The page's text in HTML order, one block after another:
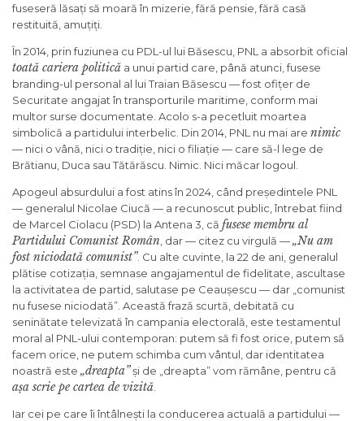
fuseseră lăsați să moară în mizerie, fără pensie, fără casă
restituită, amuțiți.
În 2014, prin fuziunea cu PDL-ul lui Băsescu, PNL a absorbit oficial
toată cariera politică a unui partid care, până atunci, fusese
branding-ul personal al lui Traian Băsescu — fost ofițer de
Securitate angajat în transporturile maritime, conform mai
multor surse documentate. Acolo s-a pecetluit moartea
simbolică a partidului interbelic. Din 2014, PNL nu mai are nimic
— nici o vână, nici o tradiție, nici o filiație — care să-l lege de
Brătianu, Duca sau Tătărăscu. Nimic. Nici măcar logoul.
Apogeul absurdului a fost atins în 2024, când președintele PNL
— generalul Nicolae Ciucă — a recunoscut public, întrebat fiind
de Marcel Ciolacu (PSD) la Antena 3, că fusese membru al
Partidului Comunist Român , dar — citez cu virgulă —„Nu am
fost niciodată comunist”. Cu alte cuvinte, la 22 de ani, generalul
plătise cotizația, semnase angajamentul de fidelitate, ascultase
la activitatea de partid, salutase pe Ceaușescu — dar „comunist
nu fusese niciodată”. Această frază scurtă, debitată cu
seninătate televizată în campania electorală, este testamentul
moral al PNL-ului contemporan: putem să fi fost orice, putem să
facem orice, ne putem schimba cum vântul, dar identitatea
noastră este „dreapta”și de „dreapta” vom rămâne, pentru că
așa scrie pe cartea de vizită
Iar cei pe care îi întâlnești la conducerea actuală a partidului —